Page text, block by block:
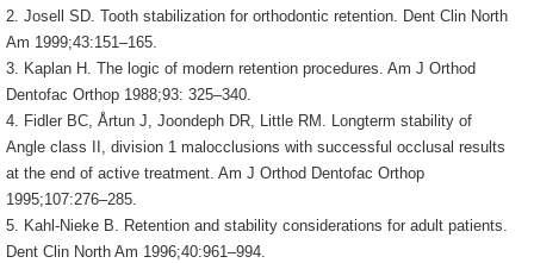
2. Josell SD. Tooth stabilization for orthodontic retention. Dent Clin North
Am 1999;43:151–165.
3. Kaplan H. The logic of modern retention procedures. Am J Orthod
Dentofac Orthop 1988;93: 325–340.
4. Fidler BC, Årtun J, Joondeph DR, Little RM. Longterm stability of
Angle class II, division 1 malocclusions with successful occlusal results
at the end of active treatment. Am J Orthod Dentofac Orthop
1995;107:276–285.
5. Kahl-Nieke B. Retention and stability considerations for adult patients.
Dent Clin North Am 1996;40:961–994.